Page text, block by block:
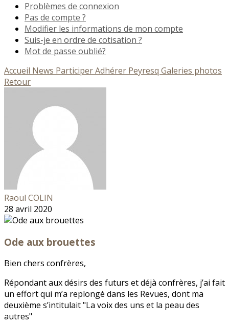
Problèmes de connexion
Pas de compte ?
Modifier les informations de mon compte
Suis-je en ordre de cotisation ?
Mot de passe oublié?
Accueil News ParticiperAdhérer Peyresq Galeries photos
Retour
Raoul COLIN
28 avril 2020
Ode aux brouettes
Bien chers confrères,
Répondant aux désirs des futurs et déjà confrères, j’ai fait
un effort qui m’a replongé dans les Revues, dont ma
deuxième s’intitulait "La voix des uns et la peau des
autres"